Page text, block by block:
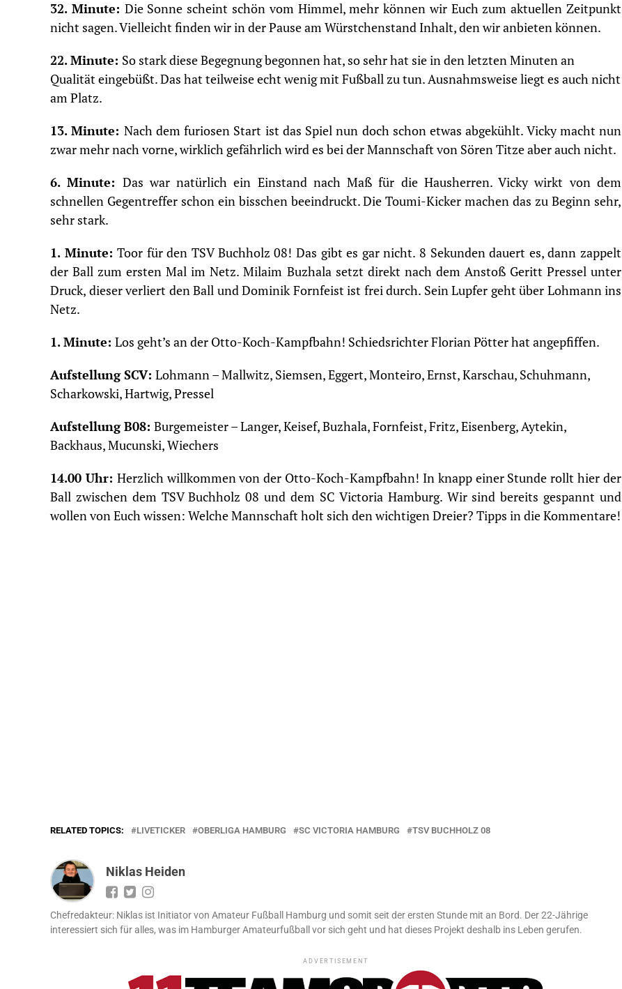
32. Minute: Die Sonne scheint schön vom Himmel, mehr können wir Euch zum aktuellen Zeitpunkt
nicht sagen. Vielleicht finden wir in der Pause am Würstchenstand Inhalt, den wir anbieten können.
22. Minute: So stark diese Begegnung begonnen hat, so sehr hat sie in den letzten Minuten an
Qualität eingebüßt. Das hat teilweise echt wenig mit Fußball zu tun. Ausnahmsweise liegt es auch nicht
am Platz.
13. Minute: Nach dem furiosen Start ist das Spiel nun doch schon etwas abgekühlt. Vicky macht nun
zwar mehr nach vorne, wirklich gefährlich wird es bei der Mannschaft von Sören Titze aber auch nicht.
6. Minute: Das war natürlich ein Einstand nach Maß für die Hausherren. Vicky wirkt von dem
schnellen Gegentreffer schon ein bisschen beeindruckt. Die Toumi-Kicker machen das zu Beginn sehr,
sehr stark.
1. Minute:Toor für den TSV Buchholz 08! Das gibt es gar nicht. 8 Sekunden dauert es, dann zappelt
der Ball zum ersten Mal im Netz. Milaim Buzhala setzt direkt nach dem Anstoß Geritt Pressel unter
Druck, dieser verliert den Ball und Dominik Fornfeist ist frei durch. Sein Lupfer geht über Lohmann ins
Netz.
1. Minute: Los geht’s an der Otto-Koch-Kampfbahn! Schiedsrichter Florian Pötter hat angepfiffen.
Aufstellung SCV: Lohmann – Mallwitz, Siemsen, Eggert, Monteiro, Ernst, Karschau, Schuhmann,
Scharkowski, Hartwig, Pressel
Aufstellung B08: Burgemeister – Langer, Keisef, Buzhala, Fornfeist, Fritz, Eisenberg, Aytekin,
Backhaus, Mucunski, Wiechers
14.00 Uhr: Herzlich willkommen von der Otto-Koch-Kampfbahn! In knapp einer Stunde rollt hier der
Ball zwischen dem TSV Buchholz 08 und dem SC Victoria Hamburg. Wir sind bereits gespannt und
wollen von Euch wissen: Welche Mannschaft holt sich den wichtigen Dreier? Tipps in die Kommentare!
RELATED TOPICS: LIVETICKER OBERLIGA HAMBURG SC VICTORIA HAMBURG TSV BUCHHOLZ 08
Niklas Heiden
Chefredakteur: Niklas ist Initiator von Amateur Fußball Hamburg und somit seit der ersten Stunde mit an Bord. Der 22-Jährige
interessiert sich für alles, was im Hamburger Amateurfußball vor sich geht und hat dieses Projekt deshalb ins Leben gerufen.
ADVERTISEMENT